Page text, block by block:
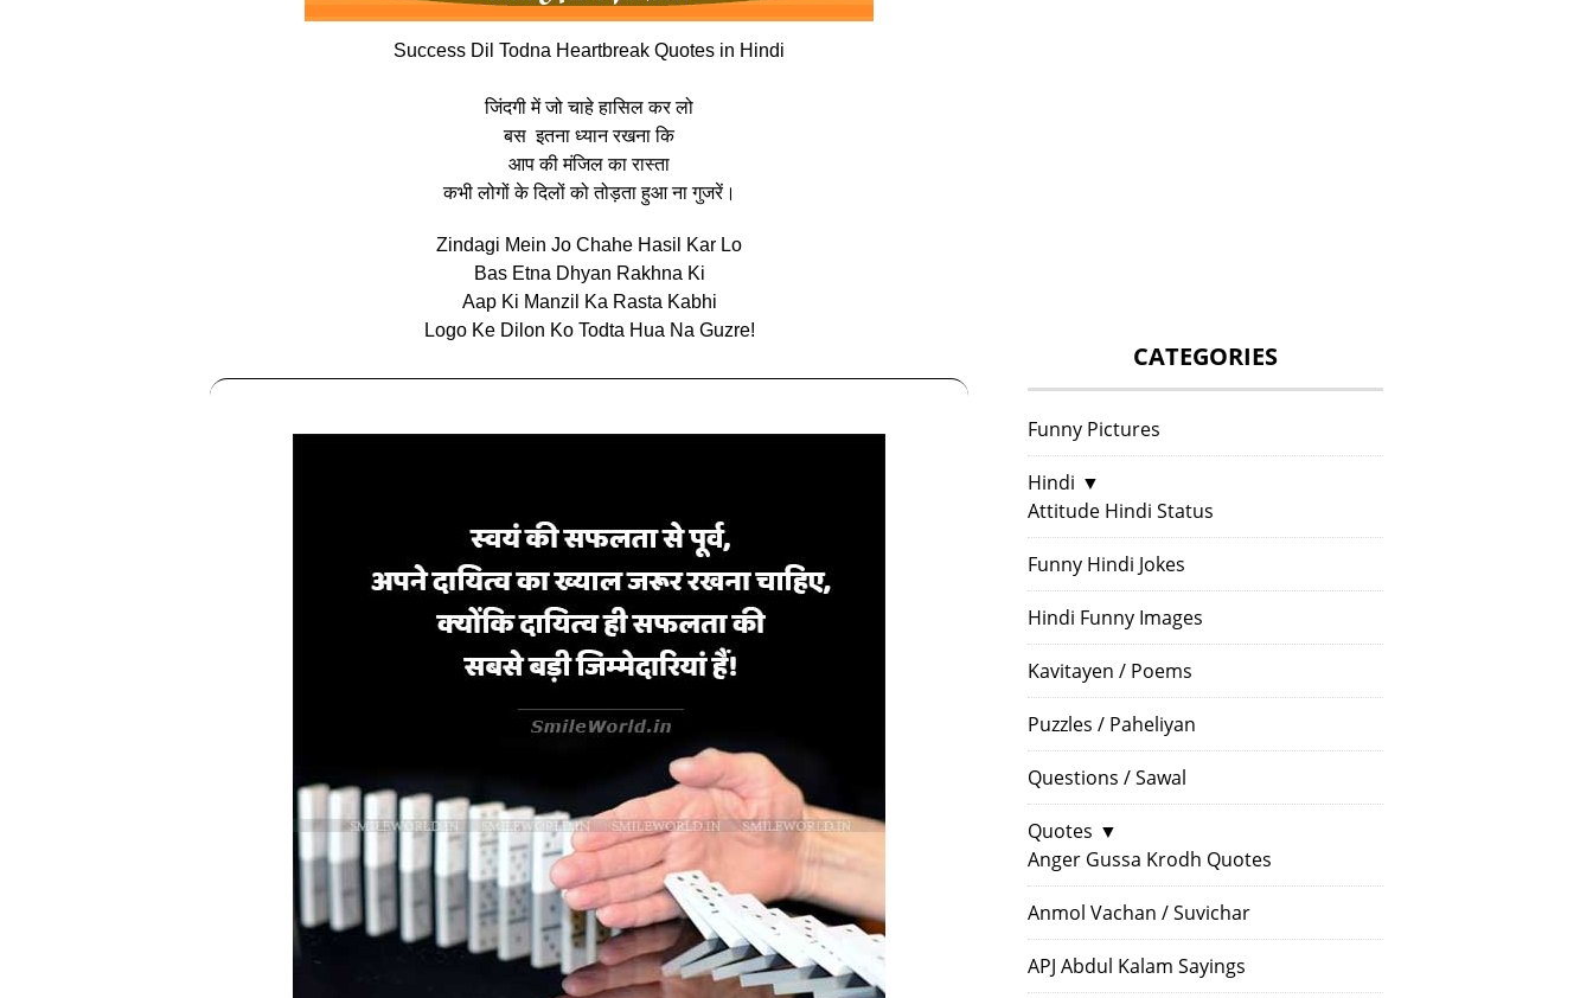
Success Dil Todna Heartbreak Quotes in Hindi
जिंदगी में जो चाहे हासिल कर लो
बस इतना ध्‍यान रखना कि
आप की मंजिल का रास्‍ता
कभी लोगों के दिलों को तोड़ता हुआ ना गुजरें।
Zindagi Mein Jo Chahe Hasil Kar Lo
Bas Etna Dhyan Rakhna Ki
Aap Ki Manzil Ka Rasta Kabhi
Logo Ke Dilon Ko Todta Hua Na Guzre!
CATEGORIES
Funny Pictures
Hindi ▼
Attitude Hindi Status
Funny Hindi Jokes
Hindi Funny Images
Kavitayen / Poems
Puzzles / Paheliyan
Questions / Sawal
Quotes ▼
Anger Gussa Krodh Quotes
Anmol Vachan / Suvichar
APJ Abdul Kalam Sayings